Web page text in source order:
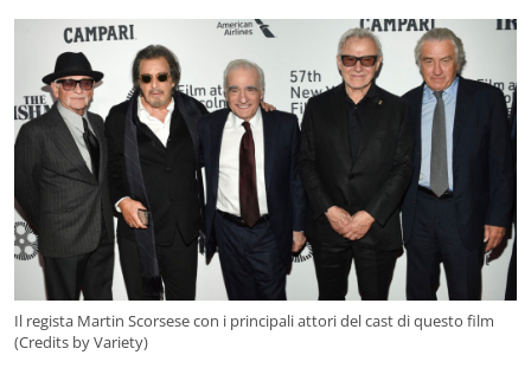
Il regista Martin Scorsese con i principali attori del cast di questo film
(Credits by Variety)